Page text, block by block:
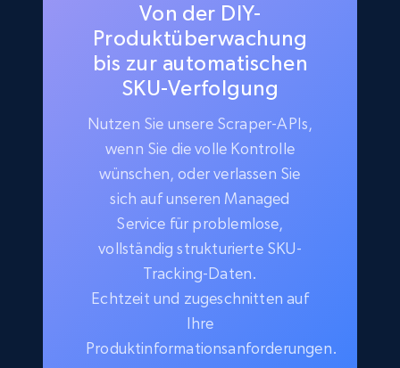
Von der DIY-
Produktüberwachung
bis zur automatischen
SKU-Verfolgung
Nutzen Sie unsere Scraper-APIs,
wenn Sie die volle Kontrolle
wünschen, oder verlassen Sie
sich auf unseren Managed
Service für problemlose,
vollständig strukturierte SKU-
Tracking-Daten.
Echtzeit und zugeschnitten auf
Ihre
Produktinformationsanforderungen.